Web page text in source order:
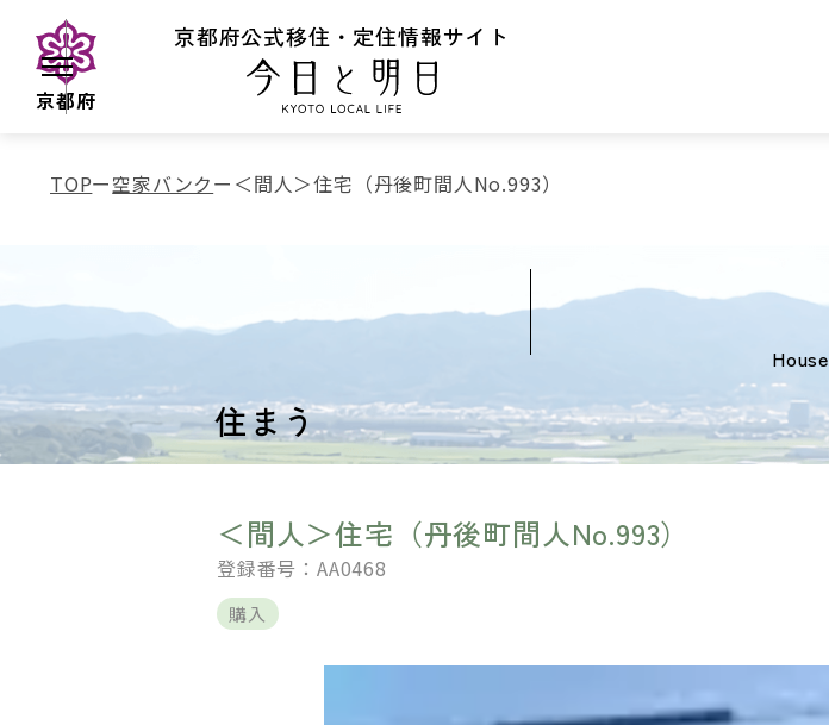
京都府公式移住・定住情報サイト
京都府
TOP 空家バンク ＜間人＞住宅（丹後町間人No.993）
house
住まう
＜間人＞住宅（丹後町間人No.993）
登録番号：AA0468
購入